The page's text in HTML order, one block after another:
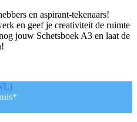
en aspirant-tekenaars!
en geef je creativiteit de ruimte
jouw Schetsboek A3 en laat de